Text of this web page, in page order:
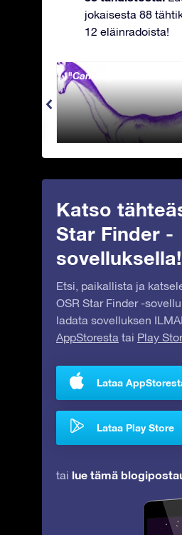
jokaisesta 88
12 eläinradoista!
Camelopardalis -
Katso
Star Finder -
sovelluksella!
Etsi, paikallista ja
OSR Star Finder -
ladata sovelluksen
AppStoresta tai Play
Lataa
Lataa Play Store
tai lue tämä